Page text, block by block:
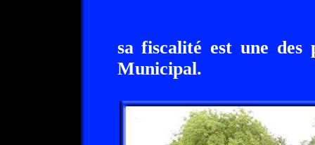
sa fiscalité est une des
Municipal.